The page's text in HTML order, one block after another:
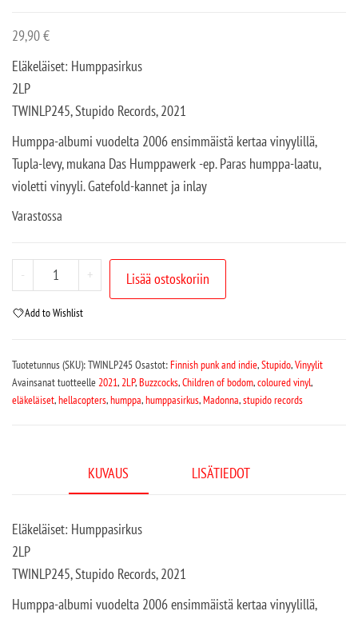
29,90€
Eläkeläiset: Humppasirkus
2LP
TWINLP245, Stupido Records, 2021
Humppa-albumi vuodelta 2006 ensimmäistä kertaa vinyylillä,
Tupla-levy, mukana Das Humppawerk -ep. Paras humppa-laatu,
violetti vinyyli. Gatefold-kannet ja inlay
Varastossa
- + Lisää ostoskoriin
Add to Wishlist
Tuotetunnus (SKU):TWINLP245Osastot:Finnish punk and indie,Stupido,Vinyylit
Avainsanat tuotteelle 2021, 2LP,Buzzcocks,Children of bodom,coloured vinyl,
eläkeläiset,hellacopters,humppa,humppasirkus,Madonna,stupido records
KUVAUS LISÄTIEDOT
Eläkeläiset: Humppasirkus
2LP
TWINLP245, Stupido Records, 2021
Humppa-albumi vuodelta 2006 ensimmäistä kertaa vinyylillä,